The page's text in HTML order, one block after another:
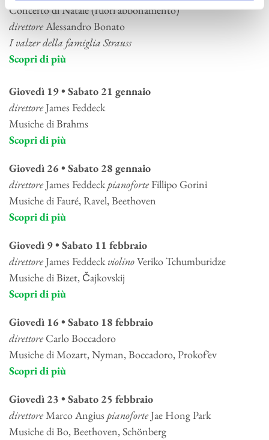
Concerto di Natale (fuori abbonamento)
direttoreAlessandro Bonato
I valzer della famiglia Strauss
Scopri di più
Giovedì 19 • Sabato 21 gennaio
direttoreJames Feddeck
Musiche di Brahms
Scopri di più
Giovedì 26 • Sabato 28 gennaio
direttoreJames FeddeckpianoforteFillipo Gorini
Musiche di Fauré, Ravel, Beethoven
Scopri di più
Giovedì 9 • Sabato 11 febbraio
direttoreJames FeddeckviolinoVeriko Tchumburidze
Musiche di Bizet, Čajkovskij
Scopri di più
Giovedì 16 • Sabato 18 febbraio
direttoreCarlo Boccadoro
Musiche di Mozart, Nyman, Boccadoro, Prokof’ev
Scopri di più
Giovedì 23 • Sabato 25 febbraio
direttoreMarco AngiuspianoforteJae Hong Park
Musiche di Bo, Beethoven, Schönberg